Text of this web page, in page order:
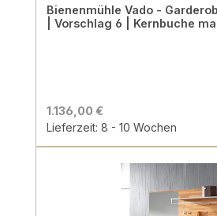
Bienenmühle Vado -
| Vorschlag 6 | Kernbuche
1.136,00 €
Lieferzeit: 8 - 10 Wochen